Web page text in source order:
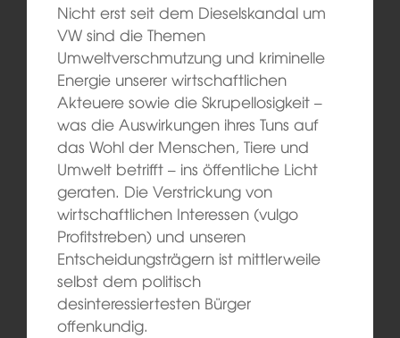
Nicht erst seit dem Dieselskandal um
VW sind die Themen
Umweltverschmutzung und kriminelle
Energie unserer wirtschaftlichen
Akteuere sowie die Skrupellosigkeit –
was die Auswirkungen ihres Tuns auf
das Wohl der Menschen, Tiere und
Umwelt betrifft – ins öffentliche Licht
geraten. Die Verstrickung von
wirtschaftlichen Interessen (vulgo
Profitstreben) und unseren
Entscheidungsträgern ist mittlerweile
selbst dem politisch
desinteressiertesten Bürger
offenkundig.